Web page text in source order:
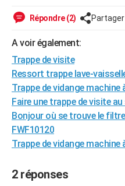
Alimentation
Guide de la santé
Maladies
Médicaments
Sommeil
VOYAGE
Destinations
City break
Voyage nature
Voyage de noces
Forum
Climat
PHOTO
GUIDES D'ACHAT
BONS PLANS
CARTE DE VOEUX
Carte de Noël
Carte Bonne année
Carte Saint-Valentin
Carte Pâques
Carte d'anniversaire
DICTIONNAIRE
COPAINS D'AVANT
Répondre (2) Partager
A voir également:
Trappe de visite
Ressort trappe lave-
Trappe de vidange machine
Faire une trappe de visite au
Bonjour où se trouve le filtre
FWF10120
Trappe de vidange machine
2 réponses